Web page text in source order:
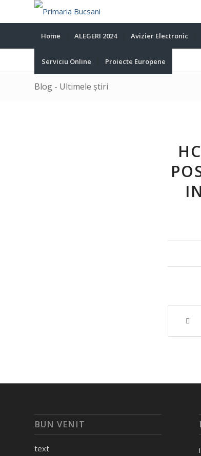
Home ALEGERI 2024 Avizier Electronic
Serviciu Online Proiecte Europene
Blog - Ultimele știri
BUN VENIT
text